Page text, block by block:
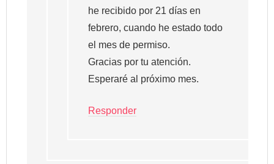
he recibido por 21 días en
febrero, cuando he estado todo
el mes de permiso.
Gracias por tu atención.
Esperaré al próximo mes.
Responder